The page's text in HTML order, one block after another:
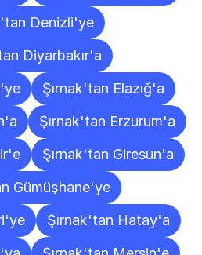
Denizli'ye
Diyarbakır'a
Şırnak'tan Elazığ'a
Şırnak'tan Erzurum'a
Şırnak'tan Giresun'a
Gümüşhane'ye
Şırnak'tan Hatay'a